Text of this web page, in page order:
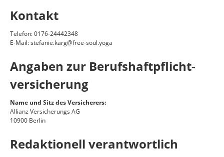
Kontakt
Telefon: 0176-24442348
E-Mail: stefanie.karg@free-soul.yoga
Angaben zur Berufs­haftpflicht­
versicherung
Name und Sitz des Versicherers:
Allianz Versicherungs AG
10900 Berlin
Redaktionell verantwortlich